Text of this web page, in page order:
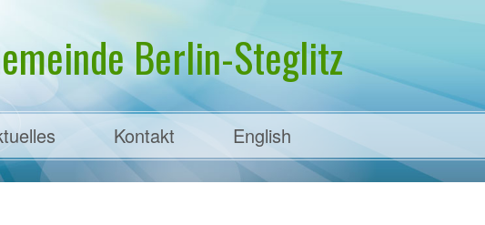
Berlin-Steglitz
Kontakt English